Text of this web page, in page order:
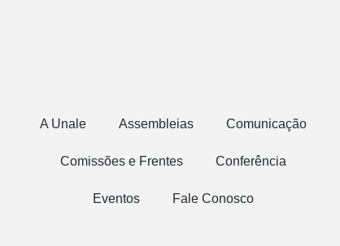
A Unale Assembleias Comunicação
Comissões e Frentes Conferência
Eventos Fale Conosco